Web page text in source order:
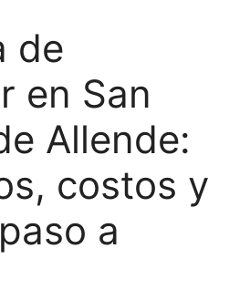
de
en San
Allende:
costos y
a